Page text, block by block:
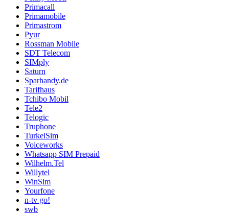
Primacall
Primamobile
Primastrom
Pyur
Rossman Mobile
SDT Telecom
SIMply
Saturn
Sparhandy.de
Tarifhaus
Tchibo Mobil
Tele2
Telogic
Truphone
TurkeiSim
Voiceworks
Whatsapp SIM Prepaid
Wilhelm.Tel
Willytel
WinSim
Yourfone
n-tv go!
swb